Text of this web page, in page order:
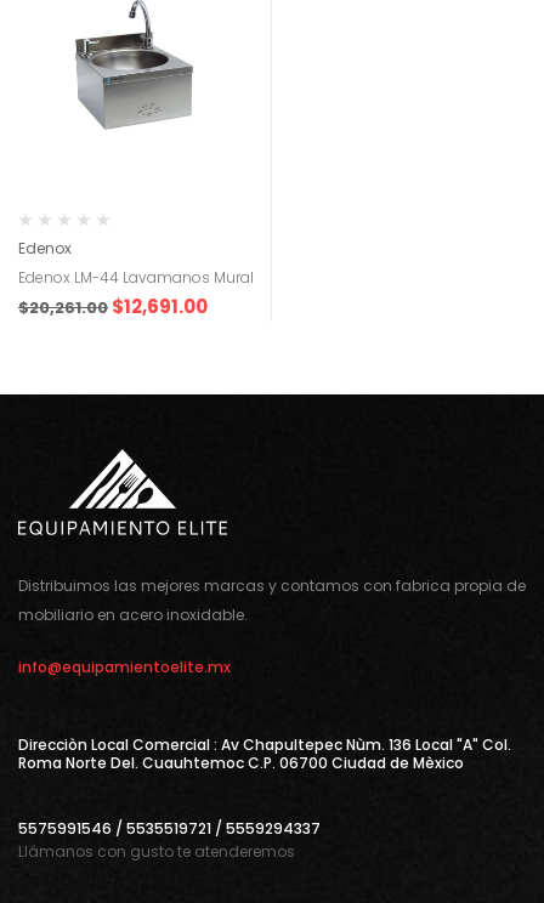
Edenox
Edenox LM-44 Lavamanos Mural
$20,261.00 $12,691.00
Distribuimos las mejores marcas y contamos con fabrica propia de
mobiliario en acero inoxidable.
info@equipamientoelite.mx
Direcciòn Local Comercial : Av Chapultepec Nùm. 136 Local "A" Col.
Roma Norte Del. Cuauhtemoc C.P. 06700 Ciudad de Mèxico
5575991546 / 5535519721 / 5559294337
Llámanos con gusto te atenderemos